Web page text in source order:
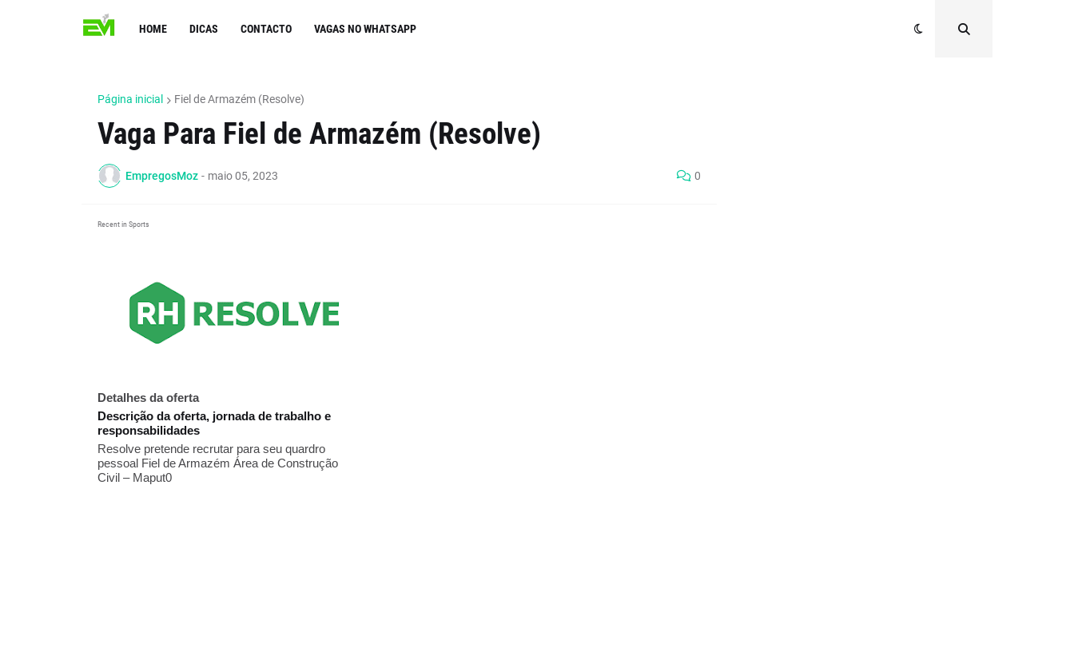
HOME DICAS CONTACTO VAGAS NO WHATSAPP
Página inicial Fiel de Armazém (Resolve)
Vaga Para Fiel de Armazém (Resolve)
EmpregosMoz - maio 05, 2023 0
Recent in Sports
Detalhes da oferta
Descrição da oferta, jornada de trabalho e
responsabilidades
Resolve pretende recrutar para seu quardro
pessoal Fiel de Armazém Área de Construção
Civil – Maput0